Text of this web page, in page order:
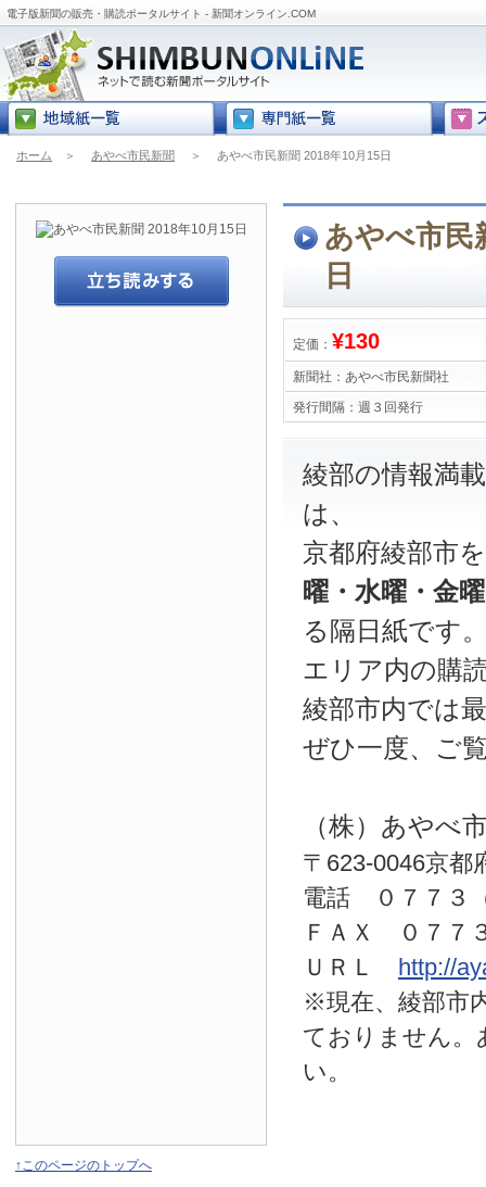
電子版新聞の販売・購読ポータルサイト - 新聞オンライン.COM
ホーム ＞ あやべ市民新聞 ＞ あやべ市民新聞 2018年10月15日
あやべ市民
日
定価： ¥130
新聞社： あやべ市民新聞社
発行間隔： 週３回発行
綾部の情報
は、
京都府綾部市
曜・水曜・金
る隔日紙です
エリア内の購
綾部市内では
ぜひ一度、ご
（株）あやべ
〒623-0046京都
電話 ０７７
ＦＡＸ ０７７
ＵＲＬ http://
※現在、綾部市
ておりません。
い。
↑このページのトップへ